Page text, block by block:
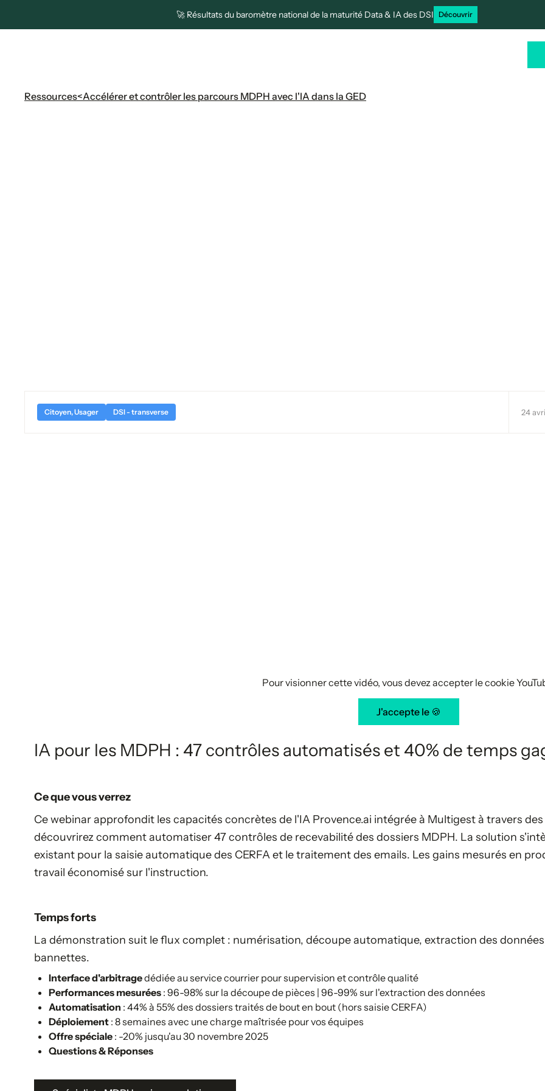
🚀 Résultats du baromètre national de la maturité Data & IA des DSI Découvrir
Ressources<Accélérer et contrôler les parcours MDPH avec l'IA dans la GED
Citoyen, Usager DSI - transverse 24
Pour visionner cette vidéo, vous devez accepter le cookie
J'accepte le 🍪
IA pour les MDPH : 47 contrôles automatisés et 40% de temps
Ce que vous verrez
Ce webinar approfondit les capacités concrètes de l'IA Provence.ai intégrée à Multigest à travers
découvrirez comment automatiser 47 contrôles de recevabilité des dossiers MDPH. La solution
existant pour la saisie automatique des CERFA et le traitement des emails. Les gains mesurés en
travail économisé sur l'instruction.
Temps forts
La démonstration suit le flux complet : numérisation, découpe automatique, extraction des
bannettes.
Interface d'arbitragedédiée au service courrier pour supervision et contrôle qualité
Performances mesurées : 96-98% sur la découpe de pièces | 96-99% sur l'extraction des données
Automatisation : 44% à 55% des dossiers traités de bout en bout (hors saisie CERFA)
Déploiement : 8 semaines avec une charge maîtrisée pour vos équipes
Offre spéciale : -20% jusqu'au 30 novembre 2025
Questions & Réponses